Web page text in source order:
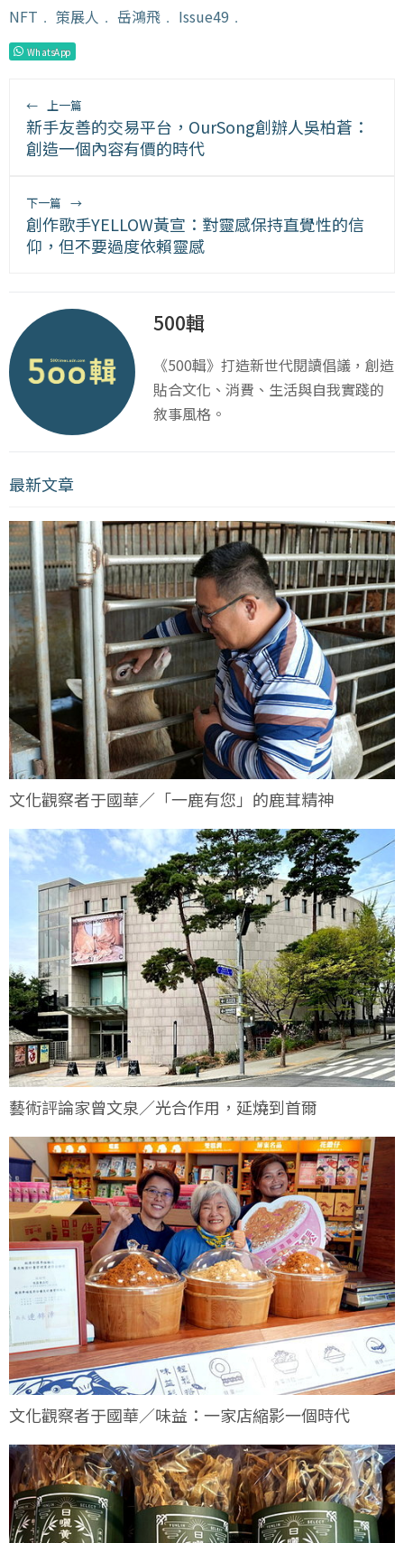
NFT ﹒ 策展人 ﹒ 岳鴻飛 ﹒ Issue49 ﹒
WhatsApp
← 上一篇
新手友善的交易平台，OurSong創辦人吳柏蒼：
創造一個內容有價的時代
下一篇 →
創作歌手YELLOW黃宣：對靈感保持直覺性的信
仰，但不要過度依賴靈感
500輯
《500輯》打造新世代閱讀倡議，創造
貼合文化、消費、生活與自我實踐的
敘事風格。
最新文章
文化觀察者于國華／「一鹿有您」的鹿茸精神
藝術評論家曾文泉／光合作用，延燒到首爾
文化觀察者于國華／味益：一家店縮影一個時代